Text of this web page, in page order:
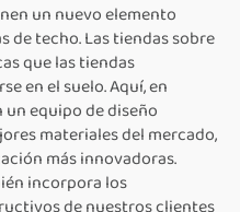
un nuevo elemento
de techo. Las tiendas sobre
que las tiendas
en el suelo. Aquí, en
un equipo de diseño
materiales del mercado,
más innovadoras.
incorpora los